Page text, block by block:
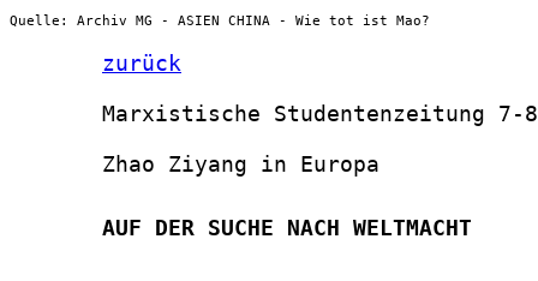
Quelle: Archiv MG - ASIEN CHINA - Wie tot ist Mao?
zurück
Marxistische Studentenzeitung 7-
       Zhao Ziyang in Europa
       AUF DER SUCHE NACH WELTMACHT